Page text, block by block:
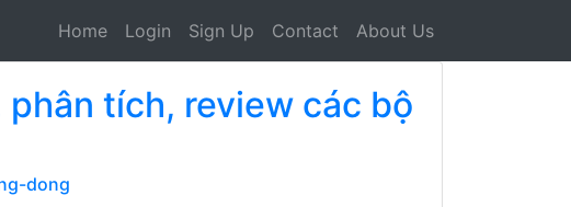
Home Login Sign Up Contact About Us
tích, review các bộ
dong